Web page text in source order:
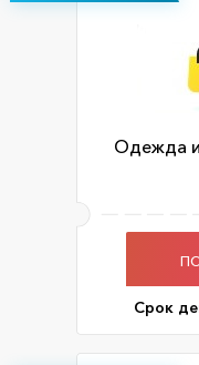
Одежда и
Срок